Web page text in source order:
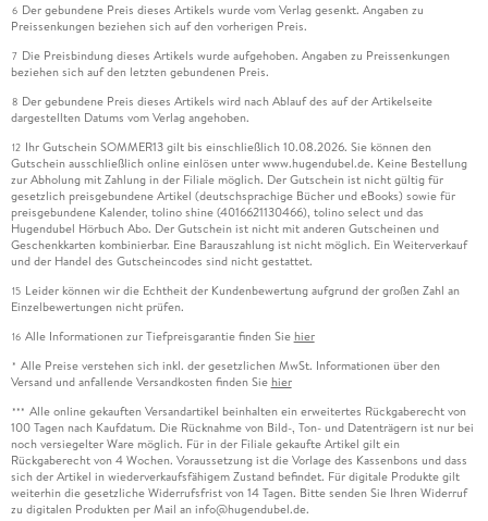
6 Der gebundene Preis dieses Artikels wurde vom Verlag gesenkt. Angaben zu
Preissenkungen beziehen sich auf den vorherigen Preis.
7 Die Preisbindung dieses Artikels wurde aufgehoben. Angaben zu Preissenkungen
beziehen sich auf den letzten gebundenen Preis.
8 Der gebundene Preis dieses Artikels wird nach Ablauf des auf der Artikelseite
dargestellten Datums vom Verlag angehoben.
12 Ihr Gutschein SOMMER13 gilt bis einschließlich 10.08.2026. Sie können den
Gutschein ausschließlich online einlösen unter www.hugendubel.de. Keine Bestellung
zur Abholung mit Zahlung in der Filiale möglich. Der Gutschein ist nicht gültig für
gesetzlich preisgebundene Artikel (deutschsprachige Bücher und eBooks) sowie für
preisgebundene Kalender, tolino shine (4016621130466), tolino select und das
Hugendubel Hörbuch Abo. Der Gutschein ist nicht mit anderen Gutscheinen und
Geschenkkarten kombinierbar. Eine Barauszahlung ist nicht möglich. Ein Weiterverkauf
und der Handel des Gutscheincodes sind nicht gestattet.
15 Leider können wir die Echtheit der Kundenbewertung aufgrund der großen Zahl an
Einzelbewertungen nicht prüfen.
16 Alle Informationen zur Tiefpreisgarantie finden Sie hier
* Alle Preise verstehen sich inkl. der gesetzlichen MwSt. Informationen über den
Versand und anfallende Versandkosten finden Sie hier
*** Alle online gekauften Versandartikel beinhalten ein erweitertes Rückgaberecht von
100 Tagen nach Kaufdatum. Die Rücknahme von Bild-, Ton- und Datenträgern ist nur bei
noch versiegelter Ware möglich. Für in der Filiale gekaufte Artikel gilt ein
Rückgaberecht von 4 Wochen. Voraussetzung ist die Vorlage des Kassenbons und dass
sich der Artikel in wiederverkaufsfähigem Zustand befindet. Für digitale Produkte gilt
weiterhin die gesetzliche Widerrufsfrist von 14 Tagen. Bitte senden Sie Ihren Widerruf
zu digitalen Produkten per Mail an info@hugendubel.de.